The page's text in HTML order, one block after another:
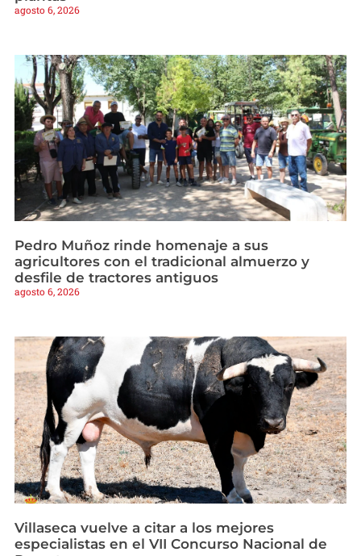
agosto 6, 2026
Pedro Muñoz rinde homenaje a sus
agricultores con el tradicional almuerzo y
desfile de tractores antiguos
agosto 6, 2026
Villaseca vuelve a citar a los mejores
especialistas en el VII Concurso Nacional de